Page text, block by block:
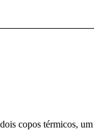
copos térmicos,